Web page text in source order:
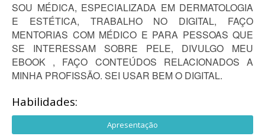
SOU MÉDICA, ESPECIALIZADA EM DERMATOLOGIA
E ESTÉTICA, TRABALHO NO DIGITAL, FAÇO
MENTORIAS COM MÉDICO E PARA PESSOAS QUE
SE INTERESSAM SOBRE PELE, DIVULGO MEU
EBOOK , FAÇO CONTEÚDOS RELACIONADOS A
MINHA PROFISSÃO. SEI USAR BEM O DIGITAL.
Habilidades:
Apresentação